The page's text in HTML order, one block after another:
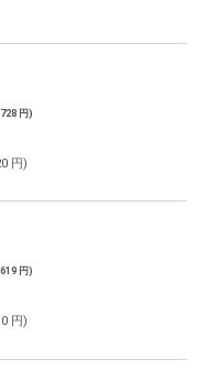
円)
円)
円)
円)